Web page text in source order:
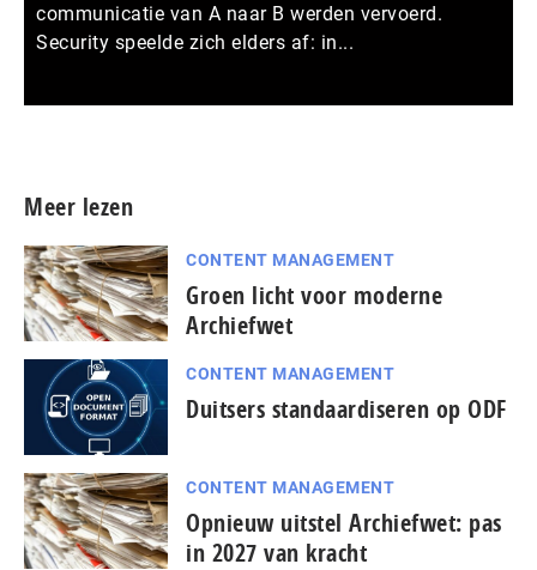
communicatie van A naar B werden vervoerd.
Security speelde zich elders af: in...
Meer lezen
CONTENT MANAGEMENT
Groen licht voor moderne
Archiefwet
CONTENT MANAGEMENT
Duitsers standaardiseren op ODF
CONTENT MANAGEMENT
Opnieuw uitstel Archiefwet: pas
in 2027 van kracht